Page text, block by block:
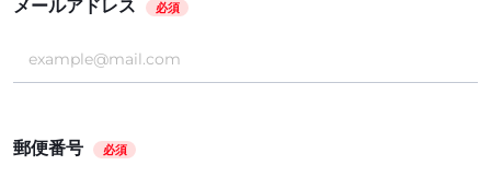
メールアドレス 必須
郵便番号 必須